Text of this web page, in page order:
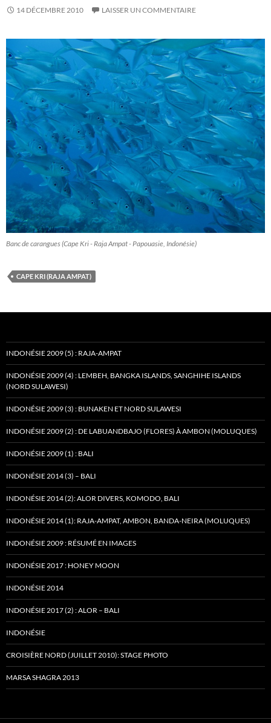
14 DÉCEMBRE 2010 LAISSER UN COMMENTAIRE
Banc de carangues (Cape Kri - Raja Ampat - Papouasie, Indonésie)
CAPE KRI (RAJA AMPAT)
INDONÉSIE 2009 (5) : RAJA-AMPAT
INDONÉSIE 2009 (4) : LEMBEH, BANGKA ISLANDS, SANGHIHE ISLANDS
(NORD SULAWESI)
INDONÉSIE 2009 (3) : BUNAKEN ET NORD SULAWESI
INDONÉSIE 2009 (2) : DE LABUANDBAJO (FLORES) À AMBON (MOLUQUES)
INDONÉSIE 2009 (1) : BALI
INDONÉSIE 2014 (3) – BALI
INDONÉSIE 2014 (2): ALOR DIVERS, KOMODO, BALI
INDONÉSIE 2014 (1): RAJA-AMPAT, AMBON, BANDA-NEIRA (MOLUQUES)
INDONÉSIE 2009 : RÉSUMÉ EN IMAGES
INDONÉSIE 2017 : HONEY MOON
INDONÉSIE 2014
INDONÉSIE 2017 (2) : ALOR – BALI
INDONÉSIE
CROISIÈRE NORD (JUILLET 2010): STAGE PHOTO
MARSA SHAGRA 2013